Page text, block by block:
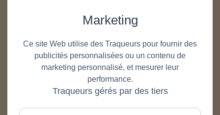
Marketing
Ce site Web utilise des Traqueurs pour fournir des
publicités personnalisées ou un contenu de
marketing personnalisé, et mesurer leur
performance.
Traqueurs gérés par des tiers